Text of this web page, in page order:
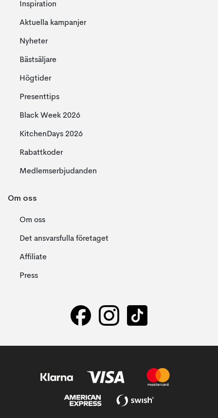
Inspiration
Aktuella kampanjer
Nyheter
Bästsäljare
Högtider
Presenttips
Black Week 2026
KitchenDays 2026
Rabattkoder
Medlemserbjudanden
Om oss
Om oss
Det ansvarsfulla företaget
Affiliate
Press